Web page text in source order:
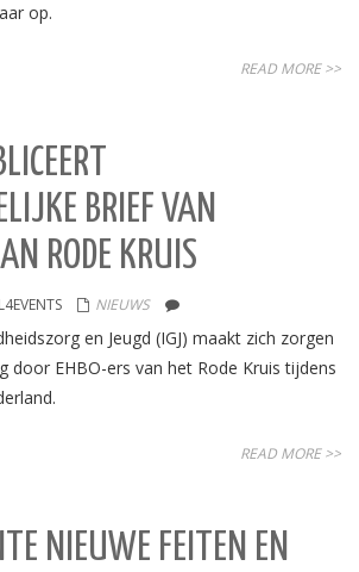
op.
READ MORE >>
BRIEF VAN
RODE KRUIS
NIEUWS
en Jeugd (IGJ) maakt zich zorgen
door EHBO-ers van het Rode Kruis tijdens
READ MORE >>
NIEUWE FEITEN EN